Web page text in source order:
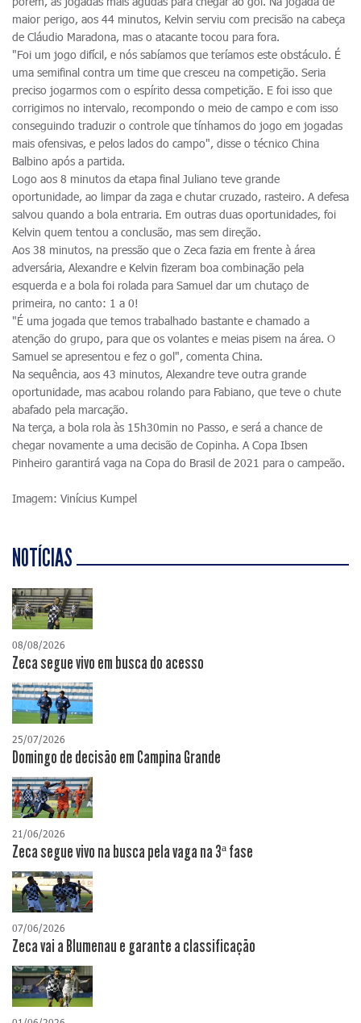
maior perigo, aos 44 minutos, Kelvin serviu com precisão na cabeça
de Cláudio Maradona, mas o atacante tocou para fora.
"Foi um jogo difícil, e nós sabíamos que teríamos este obstáculo. É
uma semifinal contra um time que cresceu na competição. Seria
preciso jogarmos com o espírito dessa competição. E foi isso que
corrigimos no intervalo, recompondo o meio de campo e com isso
conseguindo traduzir o controle que tínhamos do jogo em jogadas
mais ofensivas, e pelos lados do campo", disse o técnico China
Balbino após a partida.
Logo aos 8 minutos da etapa final Juliano teve grande
oportunidade, ao limpar da zaga e chutar cruzado, rasteiro. A defesa
salvou quando a bola entraria. Em outras duas oportunidades, foi
Kelvin quem tentou a conclusão, mas sem direção.
Aos 38 minutos, na pressão que o Zeca fazia em frente à área
adversária, Alexandre e Kelvin fizeram boa combinação pela
esquerda e a bola foi rolada para Samuel dar um chutaço de
primeira, no canto: 1 a 0!
"É uma jogada que temos trabalhado bastante e chamado a
atenção do grupo, para que os volantes e meias pisem na área. O
Samuel se apresentou e fez o gol", comenta China.
Na sequência, aos 43 minutos, Alexandre teve outra grande
oportunidade, mas acabou rolando para Fabiano, que teve o chute
abafado pela marcação.
Na terça, a bola rola às 15h30min no Passo, e será a chance de
chegar novamente a uma decisão de Copinha. A Copa Ibsen
Pinheiro garantirá vaga na Copa do Brasil de 2021 para o campeão.
Imagem: Vinícius Kumpel
NOTÍCIAS
08/08/2026
Zeca segue vivo em busca do acesso
25/07/2026
Domingo de decisão em Campina Grande
21/06/2026
Zeca segue vivo na busca pela vaga na 3ª fase
07/06/2026
Zeca vai a Blumenau e garante a classificação